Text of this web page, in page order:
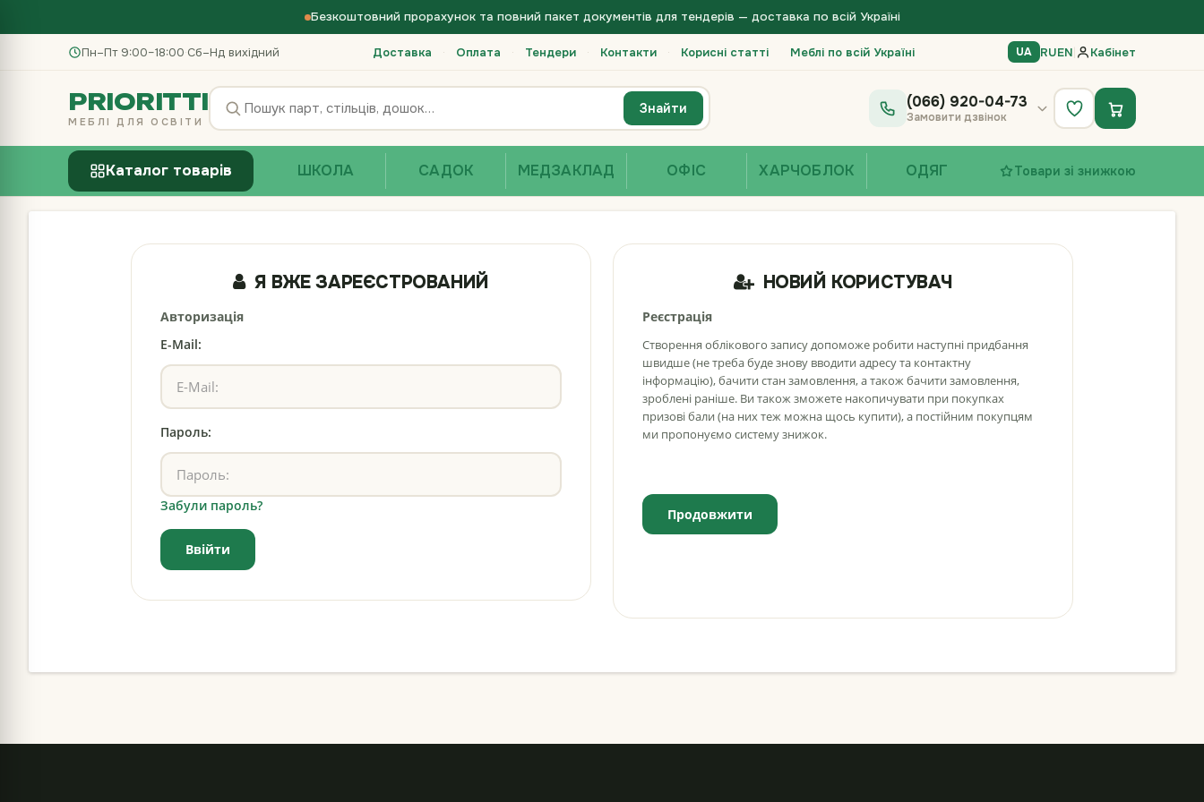
Безкоштовний прорахунок та повний пакет документів для тендерів — доставка по всій Україні
Пн–Пт 9:00–18:00·Сб–Нд вихідний Доставка · Оплата · Тендери · Контакти · Корисні статті Меблі по всій Україні UA RUEN Кабінет
PRIORITTI
МЕБЛІ ДЛЯ ОСВІТИ
Знайти (066) 920-04-73
Замовити дзвінок
Каталог товарів ШКОЛА САДОК МЕДЗАКЛАД ОФІС ХАРЧОБЛОК ОДЯГ Товари зі знижкою
Я ВЖЕ ЗАРЕЄСТРОВАНИЙ
Авторизація
E-Mail:
Пароль:
Забули пароль?
НОВИЙ КОРИСТУВАЧ
Реєстрація
Створення облікового запису допоможе робити наступні придбання
швидше (не треба буде знову вводити адресу та контактну
інформацію), бачити стан замовлення, а також бачити замовлення,
зроблені раніше. Ви також зможете накопичувати при покупках
призові бали (на них теж можна щось купити), а постійним покупцям
ми пропонуємо систему знижок.
Продовжити